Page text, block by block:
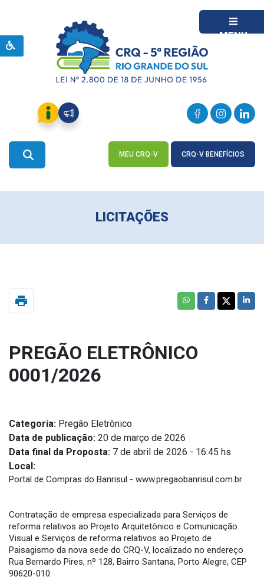
MENU
MEU CRQ-V CRQ-V BENEFÍCIOS
LICITAÇÕES
print
PREGÃO ELETRÔNICO
0001/2026
Categoria: Pregão Eletrônico
Data de publicação: 20 de março de 2026
Data final da Proposta: 7 de abril de 2026 - 16:45 hs
Local:
Portal de Compras do Banrisul - www.pregaobanrisul.com.br
Contratação de empresa especializada para Serviços de
reforma relativos ao Projeto Arquitetônico e Comunicação
Visual e Serviços de reforma relativos ao Projeto de
Paisagismo da nova sede do CRQ-V, localizado no endereço
Rua Bernardo Pires, nº 128, Bairro Santana, Porto Alegre, CEP
90620-010.